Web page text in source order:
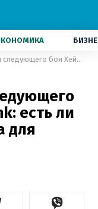
Три варианта для следующего боя Хейни от Top Rank: есть ли здесь место реванша для Ломаченко
есть ли
для